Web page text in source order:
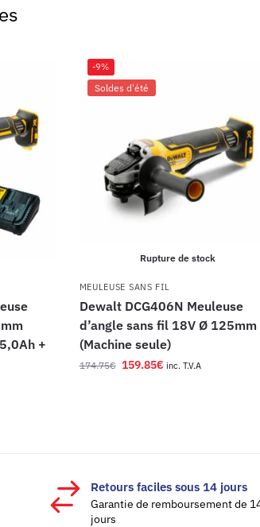
+
-9%
Soldes d'été
Rupture de stock
MEULEUSE SANS FIL
Dewalt DCG406N Meuleuse
d’angle sans fil 18V Ø 125mm
(Machine seule)
174.75€ 159.85€ inc. T.V.A
Retours faciles sous 14 jours
Garantie de remboursement de
jours